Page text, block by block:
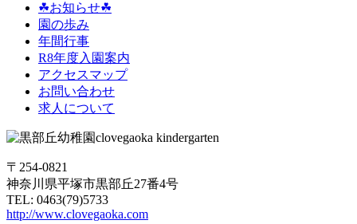
☘お知らせ☘
園の歩み
年間行事
R8年度入園案内
アクセスマップ
お問い合わせ
求人について
〒254-0821
神奈川県平塚市黒部丘27番4号
TEL: 0463(79)5733
http://www.clovegaoka.com